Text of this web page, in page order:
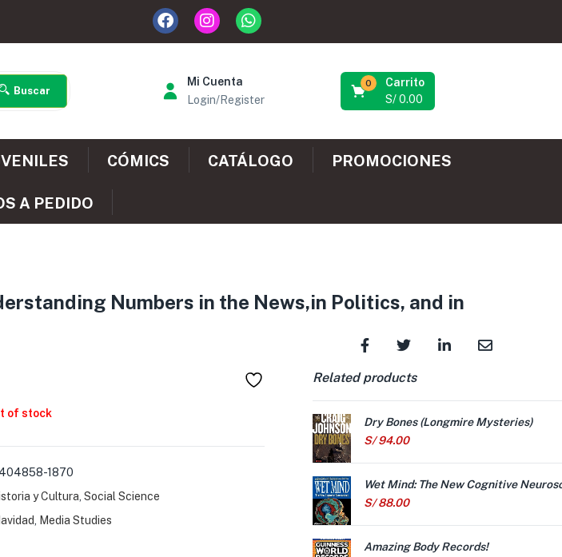
Buscar
Mi Cuenta
Login/Register
Carrito
0
S/0.00
CÓMICS CATÁLOGO PROMOCIONES
A PEDIDO
Numbers in the News,in Politics, and in
of stock
1870
y Cultura Social Science
Media Studies
Related products
Dry Bones (Longmire Mysteries)
S/94.00
Wet Mind: The New Cognitive
S/88.00
Amazing Body Records!